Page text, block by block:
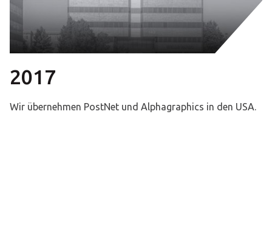
2017
Wir übernehmen PostNet und Alphagraphics in den USA.